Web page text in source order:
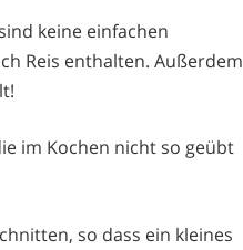
keine einfachen
Reis enthalten. Außerdem
im Kochen nicht so geübt
so dass ein kleines